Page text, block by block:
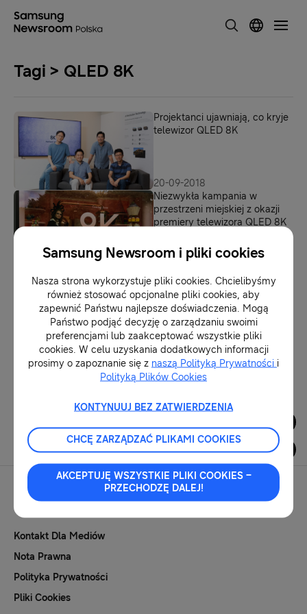
Tagi > QLED 8K
Projektanci ujawniają, co kryje
telewizor QLED 8K
20-09-2018
Niezwykła kampania w
przestrzeni miejskiej z okazji
premiery telewizora QLED 8K
13-09-2018
Firma Samsung prezentuje
telewizor QLED 8K z
technologią sztucznej
inteligencji
30-08-2018
1 2 3 4 5
Kontakt Dla Mediów
Nota Prawna
Polityka Prywatności
Pliki Cookies
Samsung Newsroom i pliki cookies
Nasza strona wykorzystuje pliki cookies. Chcielibyśmy
również stosować opcjonalne pliki cookies, aby
zapewnić Państwu najlepsze doświadczenia. Mogą
Państwo podjąć decyzję o zarządzaniu swoimi
preferencjami lub zaakceptować wszystkie pliki
cookies. W celu uzyskania dodatkowych informacji
prosimy o zapoznanie się z naszą Polityką Prywatności i
Polityką Plików Cookies
KONTYNUUJ BEZ ZATWIERDZENIA
CHCĘ ZARZĄDZAĆ PLIKAMI COOKIES
AKCEPTUJĘ WSZYSTKIE PLIKI COOKIES –
PRZECHODZĘ DALEJ!